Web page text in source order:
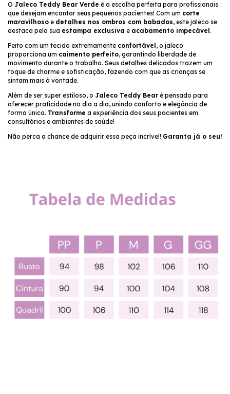
O Jaleco Teddy Bear Verde é a escolha perfeita para profissionais
que desejam encantar seus pequenos pacientes! Com um corte
maravilhoso e detalhes nos ombros com babados, este jaleco se
destaca pela sua estampa exclusiva e acabamento impecável .
Feito com um tecido extremamente confortável , o jaleco
proporciona um caimento perfeito, garantindo liberdade de
movimento durante o trabalho. Seus detalhes delicados trazem um
toque de charme e sofisticação, fazendo com que as crianças se
sintam mais à vontade.
Além de ser super estiloso, o Jaleco Teddy Bearé pensado para
oferecer praticidade no dia a dia, unindo conforto e elegância de
forma única. Transforme a experiência dos seus pacientes em
consultórios e ambientes de saúde!
Não perca a chance de adquirir essa peça incrível! Garanta já o seu!